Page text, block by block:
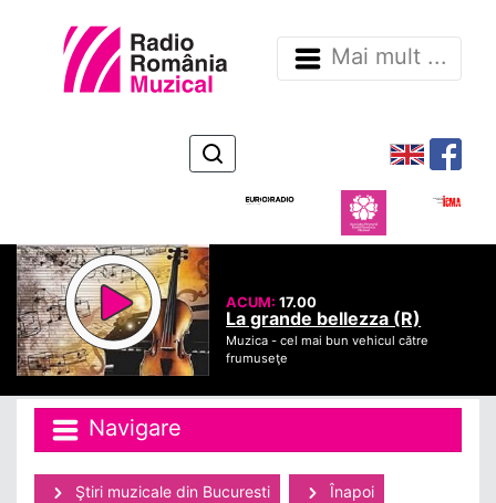
Mai mult ...
ACUM:17.00
La grande bellezza (R)
Muzica -cel mai bun vehicul către
frumuseţe
Navigare
Ştiri muzicale din Bucuresti Înapoi